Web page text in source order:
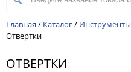
Главная / Каталог/ Инструменты
Отвертки
ОТВЕРТКИ